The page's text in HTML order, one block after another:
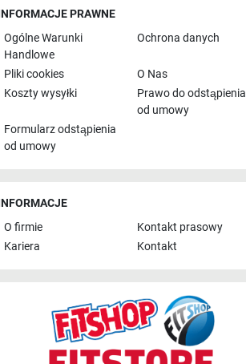
PRAWNE
Ogólne Warunki
Handlowe
Ochrona danych
Pliki cookies
O Nas
Koszty wysyłki
Prawo do odstąpienia
od umowy
Formularz odstąpienia
od umowy
O firmie
Kontakt prasowy
Kariera
Kontakt